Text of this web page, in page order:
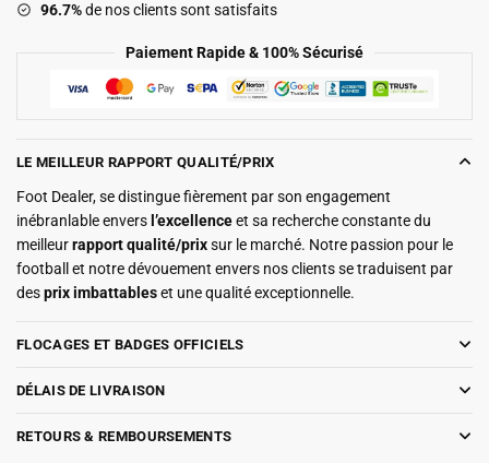
96.7%de nos clients sont satisfaits
Paiement Rapide & 100% Sécurisé
LE MEILLEUR RAPPORT QUALITÉ/PRIX
Foot Dealer, se distingue fièrement par son engagement
inébranlable envers l’excellenceet sa recherche constante du
meilleurrapport qualité/prixsur le marché. Notre passion pour le
football et notre dévouement envers nos clients se traduisent par
desprix imbattableset une qualité exceptionnelle.
FLOCAGES ET BADGES OFFICIELS
DÉLAIS DE LIVRAISON
RETOURS & REMBOURSEMENTS